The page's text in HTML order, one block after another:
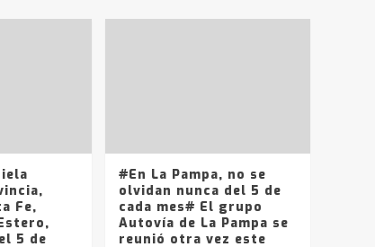
T.Lauquen: tres jóvenes
1
planta Industrial del
Frígorífico Indio Pampa
14 allanamientos con
Gendarmería en
Fe,
5 de
#En La Pampa, no se
olvidan nunca del 5 de
cada mes# El grupo
Autovía de La Pampa se
reunió otra vez este